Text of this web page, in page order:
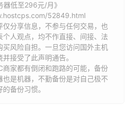
器低至296元/月》
52849.html
仅分享信息，不参与任何交易，也
人观点，均不作直接、间接、法
买风险自担。一旦您访问国外主机
接受了此声明通告。
商家都有倒闭和跑路的可能，备份
是机器，不勤备份是对自己极不
备份习惯。